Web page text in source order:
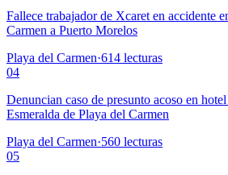
Fallece trabajador de Xcaret en accidente
Carmen a Puerto Morelos
Playa del Carmen·614 lecturas
04
Denuncian caso de presunto acoso en
Esmeralda de Playa del Carmen
Playa del Carmen·560 lecturas
05